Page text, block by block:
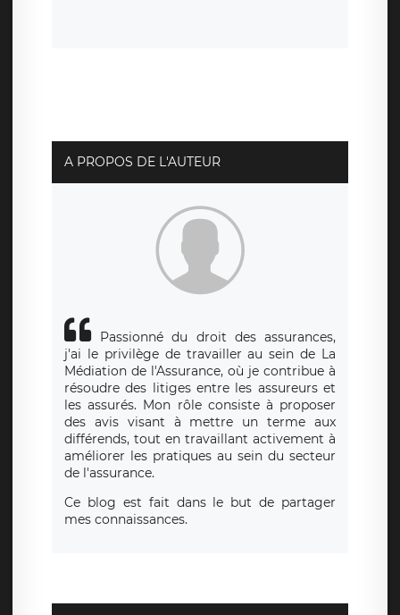
rue Léopold Sédar Senghor, joignable à l’adresse mail :
responsabledetraitement@legavox.fr. Vous avez
également le droit d’introduire une réclamation auprès
d’une autorité de contrôle.
A PROPOS DE L'AUTEUR
Passionné du droit des assurances,
j'ai le privilège de travailler au sein de La
Médiation de l'Assurance, où je contribue à
résoudre des litiges entre les assureurs et
les assurés. Mon rôle consiste à proposer
des avis visant à mettre un terme aux
différends, tout en travaillant activement à
améliorer les pratiques au sein du secteur
de l'assurance.
Ce blog est fait dans le but de partager
mes connaissances.